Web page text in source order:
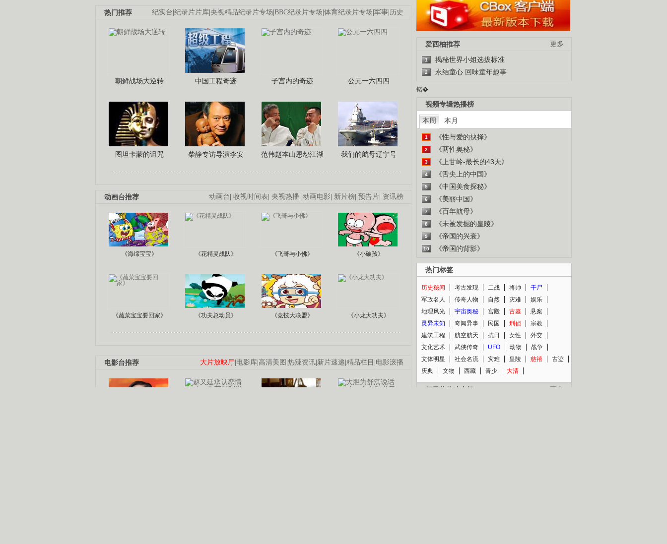
纪实台|纪录片片库|央视精品纪录片专场|BBC纪录片专场|体育纪录片专场|军事| 历史
热门推荐
朝鲜战场大逆转 中国工程奇迹 子宫内的奇迹 公元一六四四
图坦卡蒙的诅咒 柴静专访导演李安 范伟赵本山恩怨江湖 我们的航母辽宁号
动画台| 收视时间表| 央视热播| 动画电影| 新片榜| 预告片| 资讯榜
动画台推荐
《海绵宝宝》 《花精灵战队》 《飞哥与小佛》 《小破孩》
《蔬菜宝宝要回家》 《功夫总动员》 《竞技大联盟》 《小龙大功夫》
大片放映厅|电影库|高清美图 |热辣资讯|新片速递|精品栏目 |电影滚播
电影台推荐
更多
爱西柚推荐
1 揭秘世界小姐选拔标准
2 永结童心 回味童年趣事
锘�
视频专辑热播榜
本周 本月
1 《性与爱的抉择》
2 《两性奥秘》
3 《上甘岭-最长的43天》
4 《舌尖上的中国》
5 《中国美食探秘》
6 《美丽中国》
7 《百年航母》
8 《未被发掘的皇陵》
9 《帝国的兴衰》
10 《帝国的背影》
热门标签
历史秘闻 考古发现 二战 将帅
干尸
军政名人
传奇人物 自然 灾难
娱乐
地理风光
宇宙奥秘 宫殿 古墓
悬案
灵异未知
奇闻异事 民国 刑侦
宗教
建筑工程
航空航天 抗日 女性
外交
文化艺术
武侠传奇 UFO 动物
战争
文体明星
社会名流 灾难 皇陵 慈禧
古迹
庆典
文物 西藏 青少 大清
更多
纪录片热映专场